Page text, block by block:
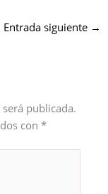
Entrada siguiente →
publicada.
con*